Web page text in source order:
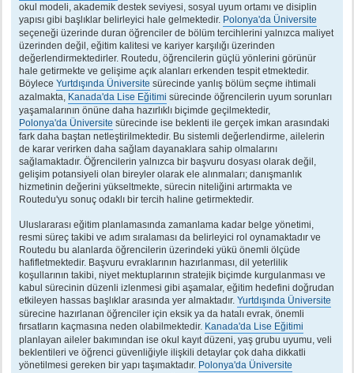
okul modeli, akademik destek seviyesi, sosyal uyum ortamı ve disiplin
yapısı gibi başlıklar belirleyici hale gelmektedir. Polonya'da Üniversite
seçeneği üzerinde duran öğrenciler de bölüm tercihlerini yalnızca maliyet
üzerinden değil, eğitim kalitesi ve kariyer karşılığı üzerinden
değerlendirmektedirler. Routedu, öğrencilerin güçlü yönlerini görünür
hale getirmekte ve gelişime açık alanları erkenden tespit etmektedir.
Böylece Yurtdışında Üniversite sürecinde yanlış bölüm seçme ihtimali
azalmakta, Kanada'da Lise Eğitimi sürecinde öğrencilerin uyum sorunları
yaşamalarının önüne daha hazırlıklı biçimde geçilmektedir,
Polonya'da Üniversite sürecinde ise beklenti ile gerçek imkan arasındaki
fark daha baştan netleştirilmektedir. Bu sistemli değerlendirme, ailelerin
de karar verirken daha sağlam dayanaklara sahip olmalarını
sağlamaktadır. Öğrencilerin yalnızca bir başvuru dosyası olarak değil,
gelişim potansiyeli olan bireyler olarak ele alınmaları; danışmanlık
hizmetinin değerini yükseltmekte, sürecin niteliğini artırmakta ve
Routedu'yu sonuç odaklı bir tercih haline getirmektedir.
Uluslararası eğitim planlamasında zamanlama kadar belge yönetimi,
resmi süreç takibi ve adım sıralaması da belirleyici rol oynamaktadır ve
Routedu bu alanlarda öğrencilerin üzerindeki yükü önemli ölçüde
hafifletmektedir. Başvuru evraklarının hazırlanması, dil yeterlilik
koşullarının takibi, niyet mektuplarının stratejik biçimde kurgulanması ve
kabul sürecinin düzenli izlenmesi gibi aşamalar, eğitim hedefini doğrudan
etkileyen hassas başlıklar arasında yer almaktadır. Yurtdışında Üniversite
sürecine hazırlanan öğrenciler için eksik ya da hatalı evrak, önemli
fırsatların kaçmasına neden olabilmektedir. Kanada'da Lise Eğitimi
planlayan aileler bakımından ise okul kayıt düzeni, yaş grubu uyumu, veli
beklentileri ve öğrenci güvenliğiyle ilişkili detaylar çok daha dikkatli
yönetilmesi gereken bir yapı taşımaktadır. Polonya'da Üniversite